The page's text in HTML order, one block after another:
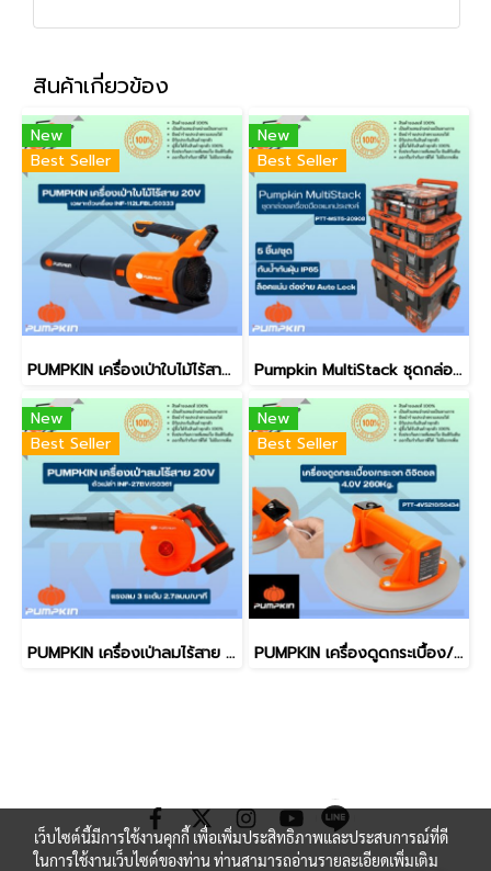
สินค้าเกี่ยวข้อง
New
Best Seller
PUMPKIN เครื่องเป่าใบไม้ไร้สาย 20v เฉพาะตัวเครื่อง INF-112LFBL/50333 (ของแท้ประกันศูนย์/พร้อมส่ง)
New
Best Seller
Pumpkin MultiStack ชุดกล่องเครื่องมืออเนกประสงค์ 5 ตัว/ชุด PTT-MST5-20908 (ของแท้/พร้อมส่ง)
New
Best Seller
PUMPKIN เครื่องเป่าลมไร้สาย 20v แรงลม 3ระดับ INF-27BV/50361(ตัวเปล่า) (ของแท้ประกันศูนย์/พร้อมส่ง)
New
Best Seller
PUMPKIN เครื่องดูดกระเบื้อง/ดูดกระจก ดิจิตอล 260kg4.0V PTT-4VS210/50434 (ของแท้ประกันศูนย์/พร้อมส่ง)
เว็บไซต์นี้มีการใช้งานคุกกี้ เพื่อเพิ่มประสิทธิภาพและประสบการณ์ที่ดี
ในการใช้งานเว็บไซต์ของท่าน ท่านสามารถอ่านรายละเอียดเพิ่มเติม